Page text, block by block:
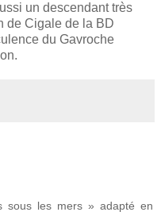
un descendant très
de Cigale de la BD
du Gavroche
sous les mers » adapté en